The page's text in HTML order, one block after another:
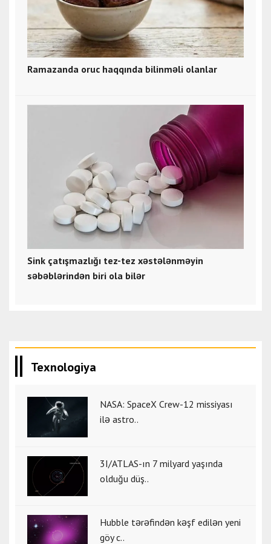
Ramazanda oruc haqqında bilinməli olanlar
Sink çatışmazlığı tez-tez xəstələnməyin
səbəblərindən biri ola bilər
Texnologiya
NASA: SpaceX Crew-12 missiyası
ilə astro..
3I/ATLAS-ın 7 milyard yaşında
olduğu düş..
Hubble tərəfindən kəşf edilən yeni
göy c..